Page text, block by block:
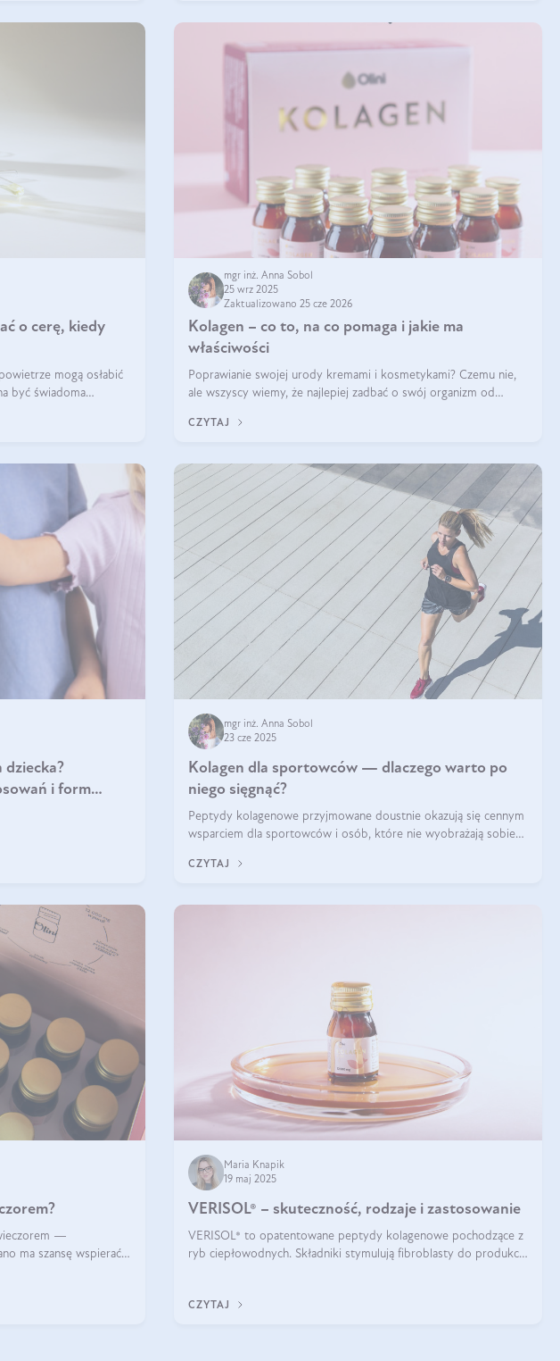
o cerę, kiedy
mogą osłabić
być świadoma
mgr inż. Anna Sobol
25 wrz 2025
Zaktualizowano 25 cze 2026
Kolagen – co to, na co pomaga i jakie ma
właściwości
Poprawianie swojej urody kremami i kosmetykami? Czemu nie,
ale wszyscy wiemy, że najlepiej zadbać o swój organizm od
zewnętrzny prezentował się zdrowo i atrakcyjnie. Stosowanie
CZYTAJ
dziecka?
i form
mgr inż. Anna Sobol
23 cze 2025
Kolagen dla sportowców — dlaczego warto po
niego sięgnąć?
Peptydy kolagenowe przyjmowane doustnie okazują się cennym
wsparciem dla sportowców i osób, które nie wyobrażają sobie
CZYTAJ
—
ma szansę wspierać
Maria Knapik
19 maj 2025
VERISOL® – skuteczność, rodzaje i zastosowanie
VERISOL® to opatentowane peptydy kolagenowe pochodzące z
ryb ciepłowodnych. Składniki stymulują fibroblasty do produkcji
komórek skóry.
CZYTAJ